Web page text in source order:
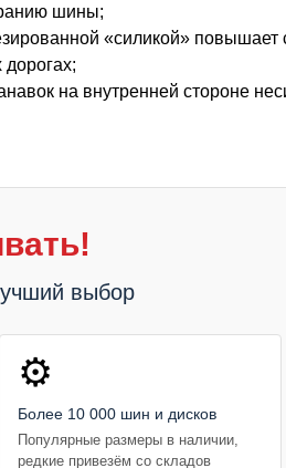
шины;
«силикой»
дорогах;
на внутренней стороне
выбор
⚙️
Более 10 000 шин и дисков
Популярные размеры в наличии,
редкие привезём со складов